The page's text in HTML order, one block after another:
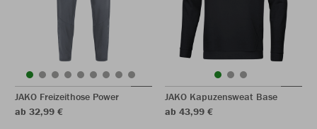
JAKO Freizeithose Power
ab 32,99 €
JAKO Kapuzensweat Base
ab 43,99 €